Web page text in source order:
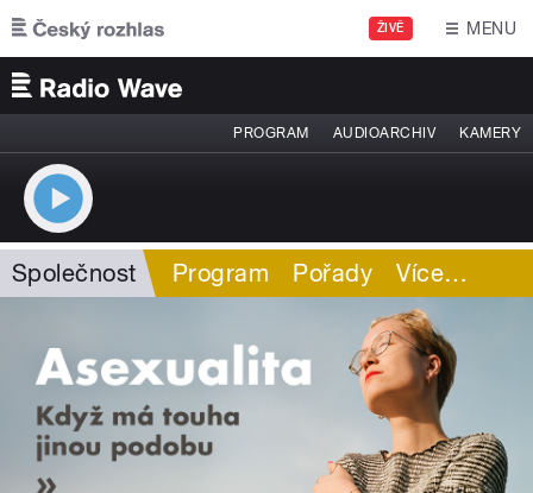
Přejít k hlavnímu obsahu
ŽIVĚ MENU
PROGRAM AUDIOARCHIV KAMERY
Společnost Program Pořady Více…